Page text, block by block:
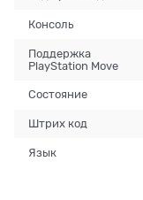
Консоль
Поддержка
PlayStation Move
Состояние
Штрих код
Язык